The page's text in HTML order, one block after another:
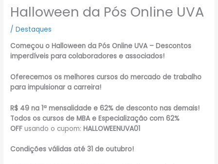
Halloween da Pós Online UVA
/Destaques
Começou o Halloween da Pós Online UVA – Descontos
imperdíveis para colaboradores e associados!
Oferecemos os melhores cursos do mercado de trabalho
para impulsionar a carreira!
R$ 49 na 1ª mensalidade e 62% de desconto nas demais!
Todos os cursos de MBA e Especialização com 62%
OFF usando o cupom:HALLOWEENUVA01
Condições válidas até 31 de outubro!